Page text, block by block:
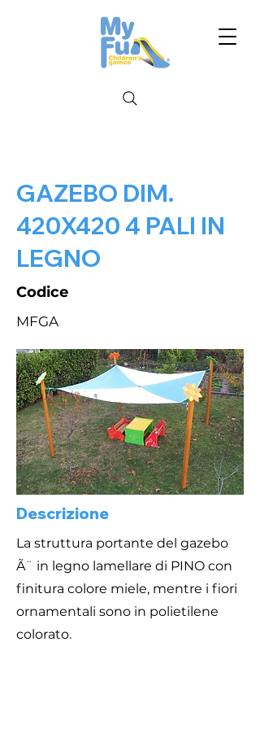
GAZEBO DIM.
420X420 4 PALI IN
LEGNO
Codice
MFGA
Descrizione
La struttura portante del gazebo
Ã¨ in legno lamellare di PINO con
finitura colore miele, mentre i fiori
ornamentali sono in polietilene
colorato.